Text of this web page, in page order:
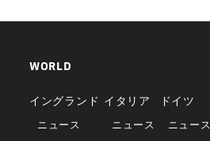
WORLD
イングランド
ニュース
イタリア
ニュース
ドイツ
ニュース